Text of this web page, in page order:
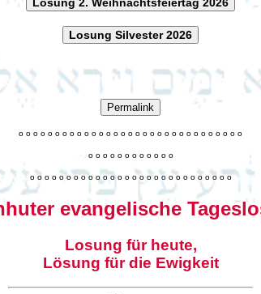
Losung Silvester 2026
Permalink
o o o o o o o o o o o o o o o o o o o o o o o o o o o o o o o
o o o o o o o o o o o o
o o o o o o o o o o o o o o o o o o o o o o o o o o o o
evangelische
Losung für heute,
Lösung für die Ewigkeit